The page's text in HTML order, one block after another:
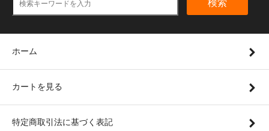
検索
ホーム
カートを見る
特定商取引法に基づく表記